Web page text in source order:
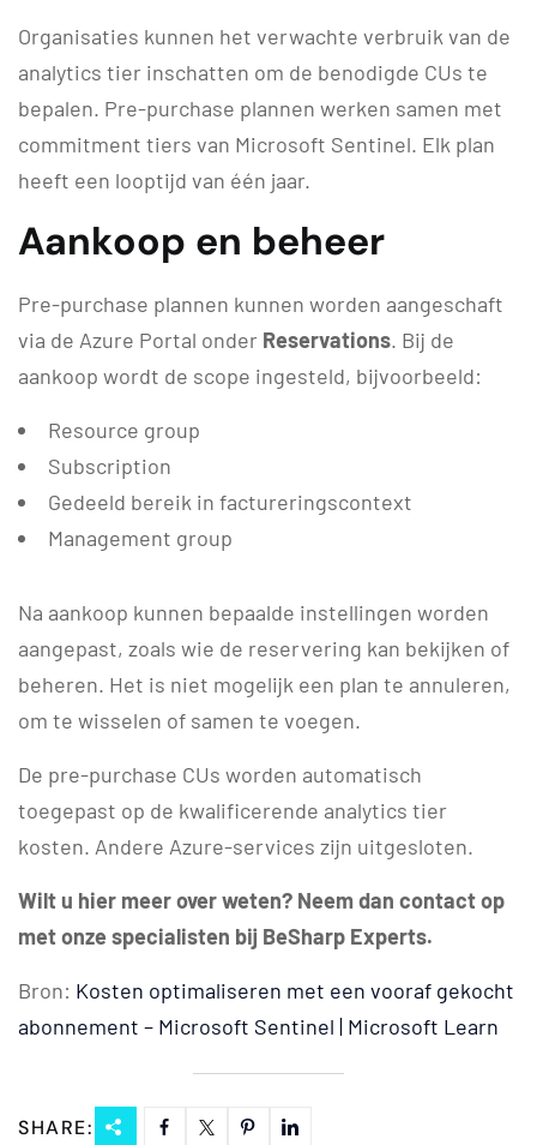
Organisaties kunnen het verwachte verbruik van de
analytics tier inschatten om de benodigde CUs te
bepalen. Pre-purchase plannen werken samen met
commitment tiers van Microsoft Sentinel. Elk plan
heeft een looptijd van één jaar.
Aankoop en beheer
Pre-purchase plannen kunnen worden aangeschaft
via de Azure Portal onder Reservations. Bij de
aankoop wordt de scope ingesteld, bijvoorbeeld:
Resource group
Subscription
Gedeeld bereik in factureringscontext
Management group
Na aankoop kunnen bepaalde instellingen worden
aangepast, zoals wie de reservering kan bekijken of
beheren. Het is niet mogelijk een plan te annuleren,
om te wisselen of samen te voegen.
De pre-purchase CUs worden automatisch
toegepast op de kwalificerende analytics tier
kosten. Andere Azure-services zijn uitgesloten.
Wilt u hier meer over weten? Neem dan contact op
met onze specialisten bij BeSharp Experts.
Bron: Kosten optimaliseren met een vooraf gekocht
abonnement – Microsoft Sentinel | Microsoft Learn
SHARE: